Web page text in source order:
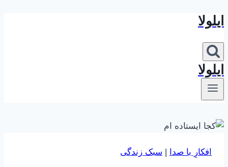
بازگشت
محتوا
ایلولا
ایلولا
افکارِ با صدا | سبک زندگی